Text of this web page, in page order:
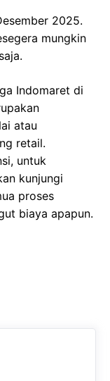
2025.
mungkin
Indomaret di
atau
retail.
untuk
kunjungi
proses
biaya apapun.